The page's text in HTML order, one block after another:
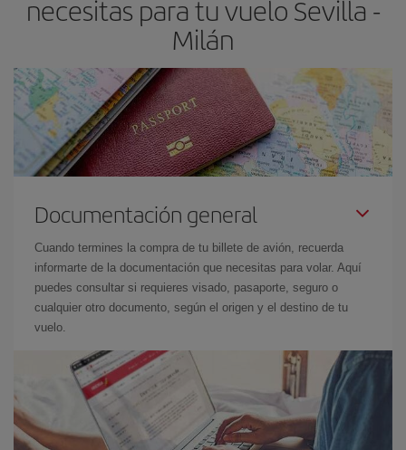
necesitas para tu vuelo Sevilla -
Milán
Documentación general
Cuando termines la compra de tu billete de avión, recuerda
informarte de la documentación que necesitas para volar. Aquí
puedes consultar si requieres visado, pasaporte, seguro o
cualquier otro documento, según el origen y el destino de tu
vuelo.